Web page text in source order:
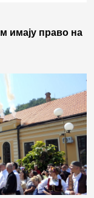
имају право на